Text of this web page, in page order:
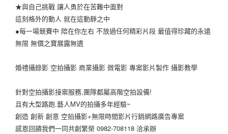
★與自己挑戰 讓人勇於在苦難中面對
這刻格外的動人 就在這動靜之中
●每一場競賽中 陪在你左右 不放過任何精彩片段 最值得珍藏的永遠
無限 無價之寶展露無遺
婚禮攝錄影 空拍攝影 商業攝影 微電影 專案影片製作 攝影教學
針對空拍攝影接案服務,團隊都屬高階空拍設備!
且有大型路跑.藝人MV的拍攝多年經驗~
創造 創新 創意 空拍攝影+無限時間影片行銷網路廣告專案
感恩回饋我們一同共創繁榮 0982-708118 洽承辦